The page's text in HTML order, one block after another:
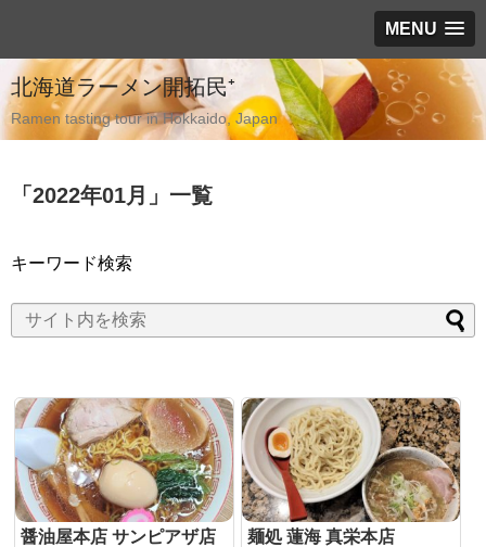
MENU
北海道ラーメン開拓民⁺
Ramen tasting tour in Hokkaido, Japan
「 2022年01月 」 一覧
キーワード検索
醤油屋本店 サンピアザ店 麺処 蓮海 真栄本店